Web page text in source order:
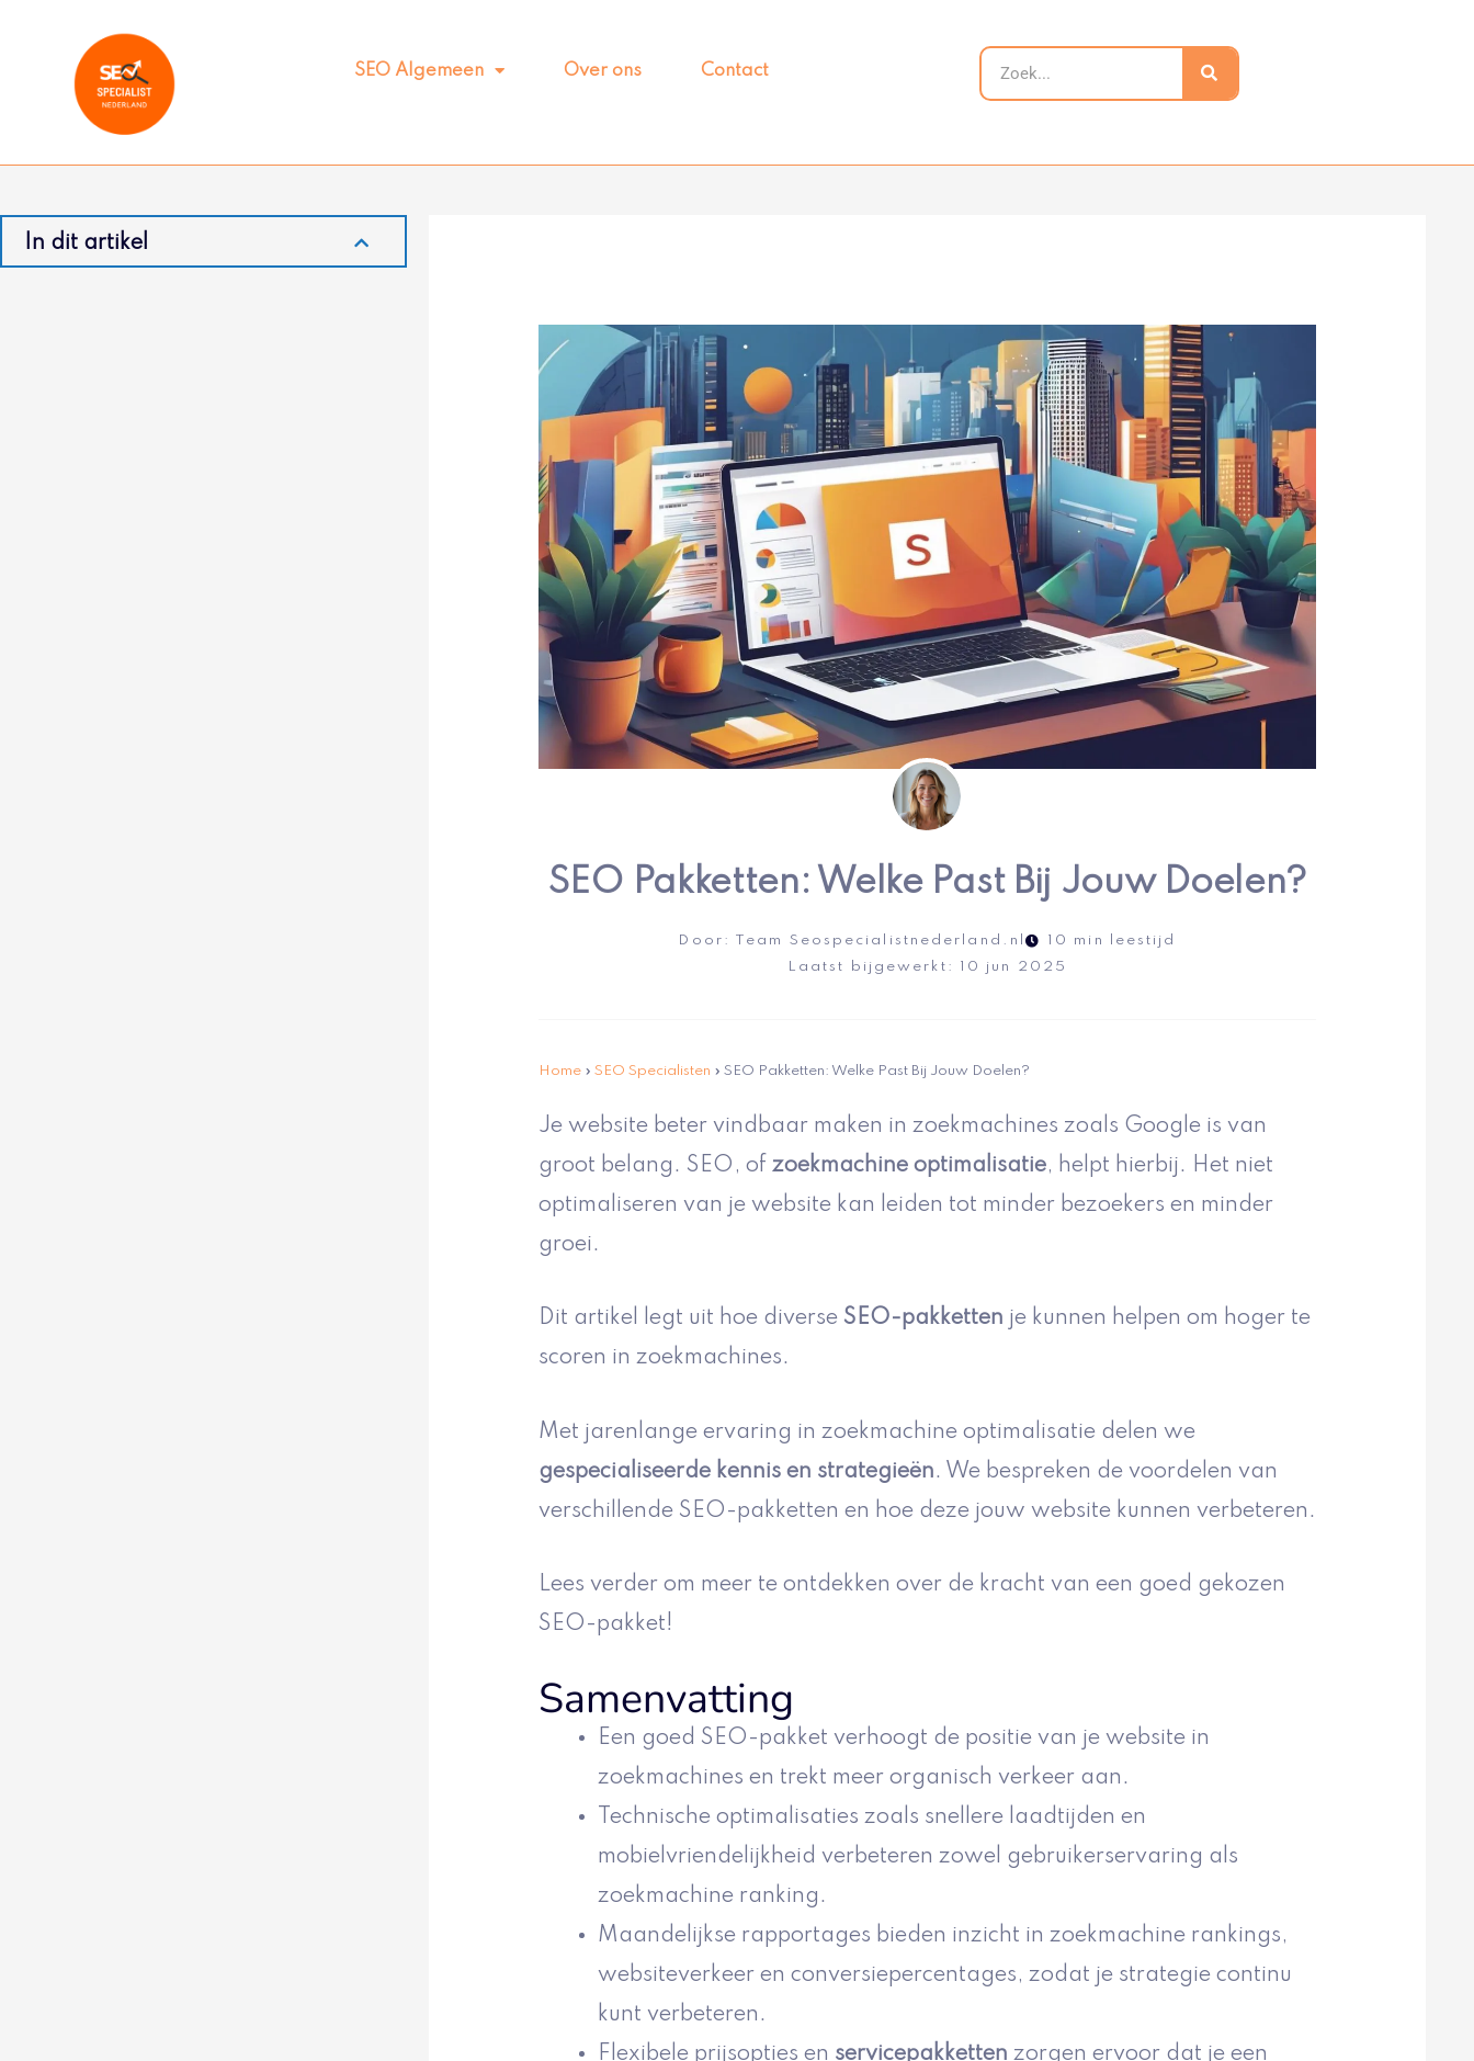
SEO Algemeen Over ons Contact
Zoeken
In dit artikel
SEO Pakketten: Welke Past Bij Jouw Doelen?
Door: Team Seospecialistnederland.nl
10 min leestijd
Laatst bijgewerkt:
10 jun 2025
Home » SEO Specialisten » SEO Pakketten: Welke Past Bij Jouw Doelen?
Je website beter vindbaar maken in zoekmachines zoals Google is van
groot belang. SEO, of zoekmachine optimalisatie, helpt hierbij. Het niet
optimaliseren van je website kan leiden tot minder bezoekers en minder
groei.
Dit artikel legt uit hoe diverse SEO-pakketten je kunnen helpen om hoger te
scoren in zoekmachines.
Met jarenlange ervaring in zoekmachine optimalisatie delen we
gespecialiseerde kennis en strategieën. We bespreken de voordelen van
verschillende SEO-pakketten en hoe deze jouw website kunnen verbeteren.
Lees verder om meer te ontdekken over de kracht van een goed gekozen
SEO-pakket!
Samenvatting
Een goed SEO-pakket verhoogt de positie van je website in
zoekmachines en trekt meer organisch verkeer aan.
Technische optimalisaties zoals snellere laadtijden en
mobielvriendelijkheid verbeteren zowel gebruikerservaring als
zoekmachine ranking.
Maandelijkse rapportages bieden inzicht in zoekmachine rankings,
websiteverkeer en conversiepercentages, zodat je strategie continu
kunt verbeteren.
Flexibele prijsopties en servicepakketten zorgen ervoor dat je een